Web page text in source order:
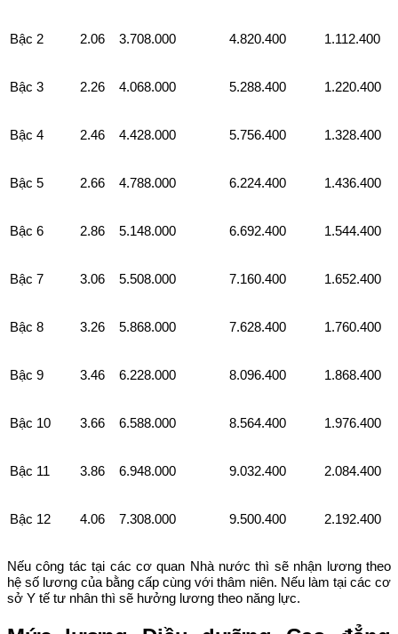
Bậc 2 2.06 3.708.000 4.820.400 1.112.400
Bậc 3 2.26 4.068.000 5.288.400 1.220.400
Bậc 4 2.46 4.428.000 5.756.400 1.328.400
Bậc 5 2.66 4.788.000 6.224.400 1.436.400
Bậc 6 2.86 5.148.000 6.692.400 1.544.400
Bậc 7 3.06 5.508.000 7.160.400 1.652.400
Bậc 8 3.26 5.868.000 7.628.400 1.760.400
Bậc 9 3.46 6.228.000 8.096.400 1.868.400
Bậc 10 3.66 6.588.000 8.564.400 1.976.400
Bậc 11 3.86 6.948.000 9.032.400 2.084.400
Bậc 12 4.06 7.308.000 9.500.400 2.192.400
Nếu công tác tại các cơ quan Nhà nước thì sẽ nhận lương theo
hệ số lương của bằng cấp cùng với thâm niên. Nếu làm tại các cơ
sở Y tế tư nhân thì sẽ hưởng lương theo năng lực.